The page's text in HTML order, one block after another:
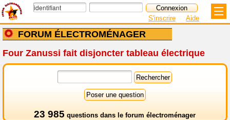
FORUM ÉLECTROMÉNAGER
S'inscrire Aide
Four Zanussi fait disjoncter tableau électrique
23 985 questions dans le forum électroménager